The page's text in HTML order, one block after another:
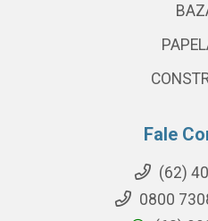
Fale
(62)
0800